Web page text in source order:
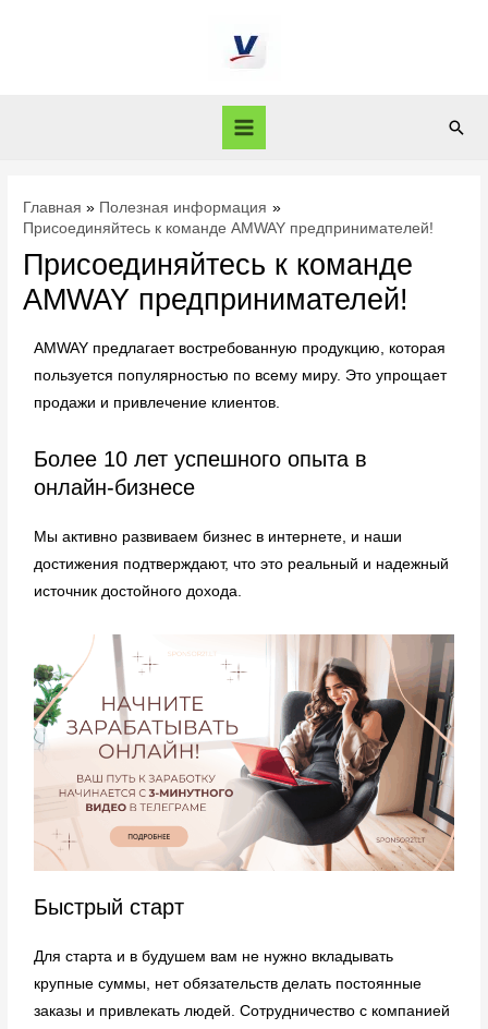
Главная
Полезная информация
Присоединяйтесь к команде AMWAY предпринимателей!
Присоединяйтесь к команде
AMWAY предпринимателей!
AMWAY предлагает востребованную продукцию, которая
пользуется популярностью по всему миру. Это упрощает
продажи и привлечение клиентов.
Более 10 лет успешного опыта в
онлайн-бизнесе
Мы активно развиваем бизнес в интернете, и наши
достижения подтверждают, что это реальный и надежный
источник достойного дохода.
Быстрый старт
Для старта и в будушем вам не нужно вкладывать
крупные суммы, нет обязательств делать постоянные
заказы и привлекать людей. Сотрудничество с компанией